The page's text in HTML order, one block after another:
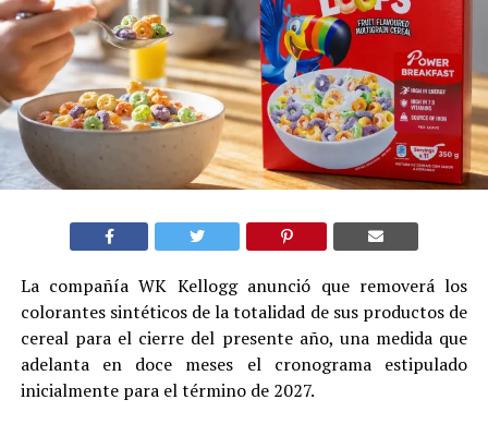
La compañía WK Kellogg anunció que removerá los
colorantes sintéticos de la totalidad de sus productos de
cereal para el cierre del presente año, una medida que
adelanta en doce meses el cronograma estipulado
inicialmente para el término de 2027.